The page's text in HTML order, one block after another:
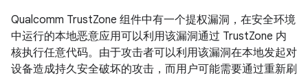
Qualcomm TrustZone 组件中有一个提权漏洞，在安全环境
中运行的本地恶意应用可以利用该漏洞通过 TrustZone 内
核执行任意代码。由于攻击者可以利用该漏洞在本地发起对
设备造成持久安全破坏的攻击，而用户可能需要通过重新刷